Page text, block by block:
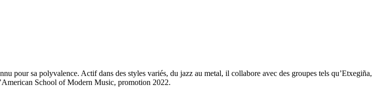
pour sa polyvalence. Actif dans des styles variés, du jazz au metal, il collabore avec des groupes tels qu’Etxegiña,
School of Modern Music, promotion 2022.